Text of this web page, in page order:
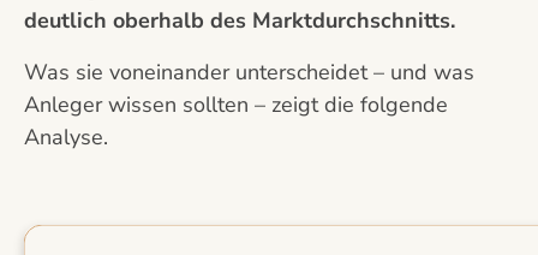
deutlich oberhalb des Marktdurchschnitts.
Was sie voneinander unterscheidet – und was
Anleger wissen sollten – zeigt die folgende
Analyse.